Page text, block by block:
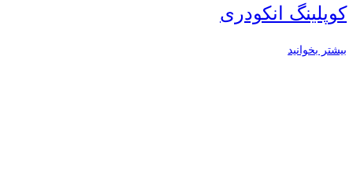
کوپلینگ انکودری
بیشتر بخوانید